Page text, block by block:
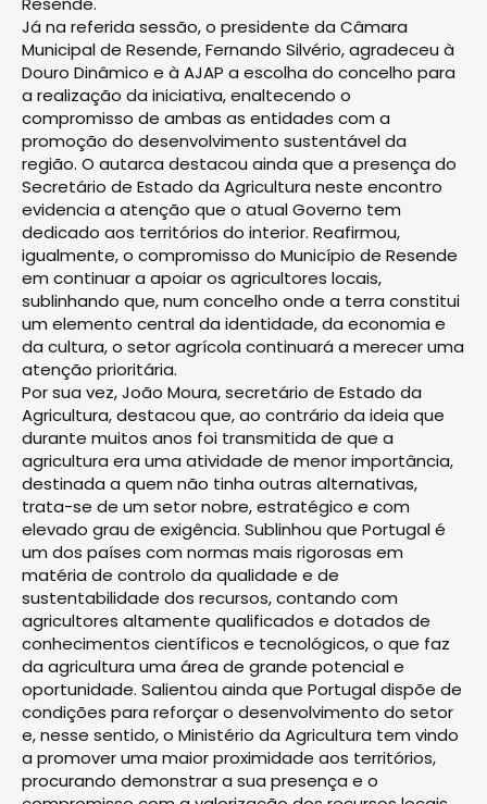
Já na referida sessão, o presidente da Câmara
Municipal de Resende, Fernando Silvério, agradeceu à
Douro Dinâmico e à AJAP a escolha do concelho para
a realização da iniciativa, enaltecendo o
compromisso de ambas as entidades com a
promoção do desenvolvimento sustentável da
região. O autarca destacou ainda que a presença do
Secretário de Estado da Agricultura neste encontro
evidencia a atenção que o atual Governo tem
dedicado aos territórios do interior. Reafirmou,
igualmente, o compromisso do Município de Resende
em continuar a apoiar os agricultores locais,
sublinhando que, num concelho onde a terra constitui
um elemento central da identidade, da economia e
da cultura, o setor agrícola continuará a merecer uma
atenção prioritária.
Por sua vez, João Moura, secretário de Estado da
Agricultura, destacou que, ao contrário da ideia que
durante muitos anos foi transmitida de que a
agricultura era uma atividade de menor importância,
destinada a quem não tinha outras alternativas,
trata-se de um setor nobre, estratégico e com
elevado grau de exigência. Sublinhou que Portugal é
um dos países com normas mais rigorosas em
matéria de controlo da qualidade e de
sustentabilidade dos recursos, contando com
agricultores altamente qualificados e dotados de
conhecimentos científicos e tecnológicos, o que faz
da agricultura uma área de grande potencial e
oportunidade. Salientou ainda que Portugal dispõe de
condições para reforçar o desenvolvimento do setor
e, nesse sentido, o Ministério da Agricultura tem vindo
a promover uma maior proximidade aos territórios,
procurando demonstrar a sua presença e o